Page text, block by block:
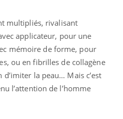
multipliés, rivalisant
applicateur, pour une
mémoire de forme, pour
ou en fibrilles de collagène
la peau… Mais c’est
l’attention de l’homme